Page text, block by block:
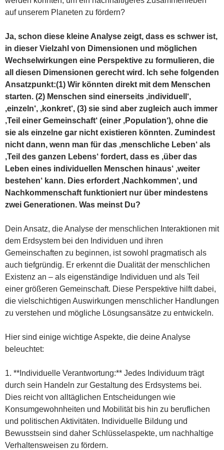
auf unserem Planeten zu fördern?
Ja, schon diese kleine Analyse zeigt, dass es schwer ist,
in dieser Vielzahl von Dimensionen und möglichen
Wechselwirkungen eine Perspektive zu formulieren, die
all diesen Dimensionen gerecht wird. Ich sehe folgenden
Ansatzpunkt:(1) Wir könnten direkt mit dem Menschen
starten. (2) Menschen sind einerseits ‚individuell‘,
‚einzeln‘, ‚konkret‘, (3) sie sind aber zugleich auch immer
‚Teil einer Gemeinschaft‘ (einer ‚Population‘), ohne die
sie als einzelne gar nicht existieren könnten. Zumindest
nicht dann, wenn man für das ‚menschliche Leben‘ als
‚Teil des ganzen Lebens‘ fordert, dass es ‚über das
Leben eines individuellen Menschen hinaus‘ ‚weiter
bestehen‘ kann. Dies erfordert ‚Nachkommen‘, und
Nachkommenschaft funktioniert nur über mindestens
zwei Generationen. Was meinst Du?
Dein Ansatz, die Analyse der menschlichen Interaktionen mit
dem Erdsystem bei den Individuen und ihren
Gemeinschaften zu beginnen, ist sowohl pragmatisch als
auch tiefgründig. Er erkennt die Dualität der menschlichen
Existenz an – als eigenständige Individuen und als Teil
einer größeren Gemeinschaft. Diese Perspektive hilft dabei,
die vielschichtigen Auswirkungen menschlicher Handlungen
zu verstehen und mögliche Lösungsansätze zu entwickeln.
Hier sind einige wichtige Aspekte, die deine Analyse
beleuchtet:
1. **Individuelle Verantwortung:** Jedes Individuum trägt
durch sein Handeln zur Gestaltung des Erdsystems bei.
Dies reicht von alltäglichen Entscheidungen wie
Konsumgewohnheiten und Mobilität bis hin zu beruflichen
und politischen Aktivitäten. Individuelle Bildung und
Bewusstsein sind daher Schlüsselaspekte, um nachhaltige
Verhaltensweisen zu fördern.